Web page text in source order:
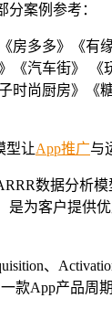
分案例参考：
房多多》《有
《汽车街》 《
时尚厨房》《
型让App推广与
数据分析
是为客户提供
、
款App产品周